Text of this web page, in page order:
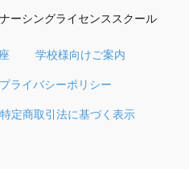
シングライセンススクール
学校様向けご案内
プライバシーポリシー
特定商取引法に基づく表示